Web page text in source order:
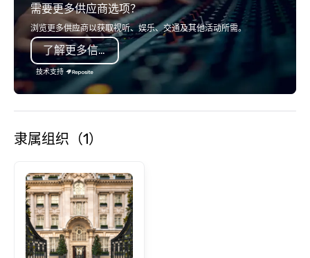
300 people, Robot Build and Battle 2
up to 500 people, Robot Racing up to
200 people, and combine 1 & 2 for up
to 800 people!
client event, or
our structured yet
ensures a seamless
engagement and
需要更多供应商选项？
浏览更多供应商以获取视听、娱乐、交通及其他活动所需。
了解更多信息
技术支持
隶属组织（1）